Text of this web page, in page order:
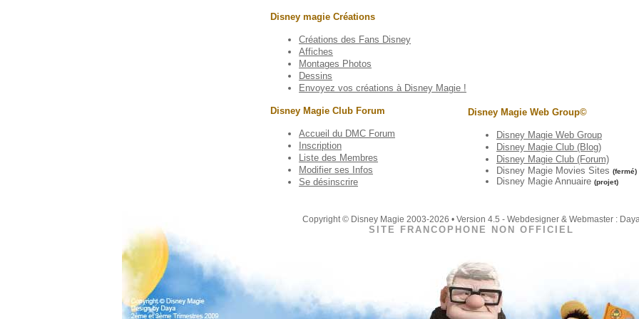
Disney magie Créations
Créations des Fans Disney
Affiches
Montages Photos
Dessins
Envoyez vos créations à Disney Magie !
Disney Magie Club Forum
Accueil du DMC Forum
Inscription
Liste des Membres
Modifier ses Infos
Se désinscrire
Disney Magie Web Group©
Disney Magie Web Group
Disney Magie Club (Blog)
Disney Magie Club (Forum)
Disney Magie Movies Sites (fermé)
Disney Magie Annuaire (projet)
Copyright © Disney Magie 2003-2026 • Version 4.5 - Webdesigner & Webmaster :
SITE FRANCOPHONE NON OFFICIEL